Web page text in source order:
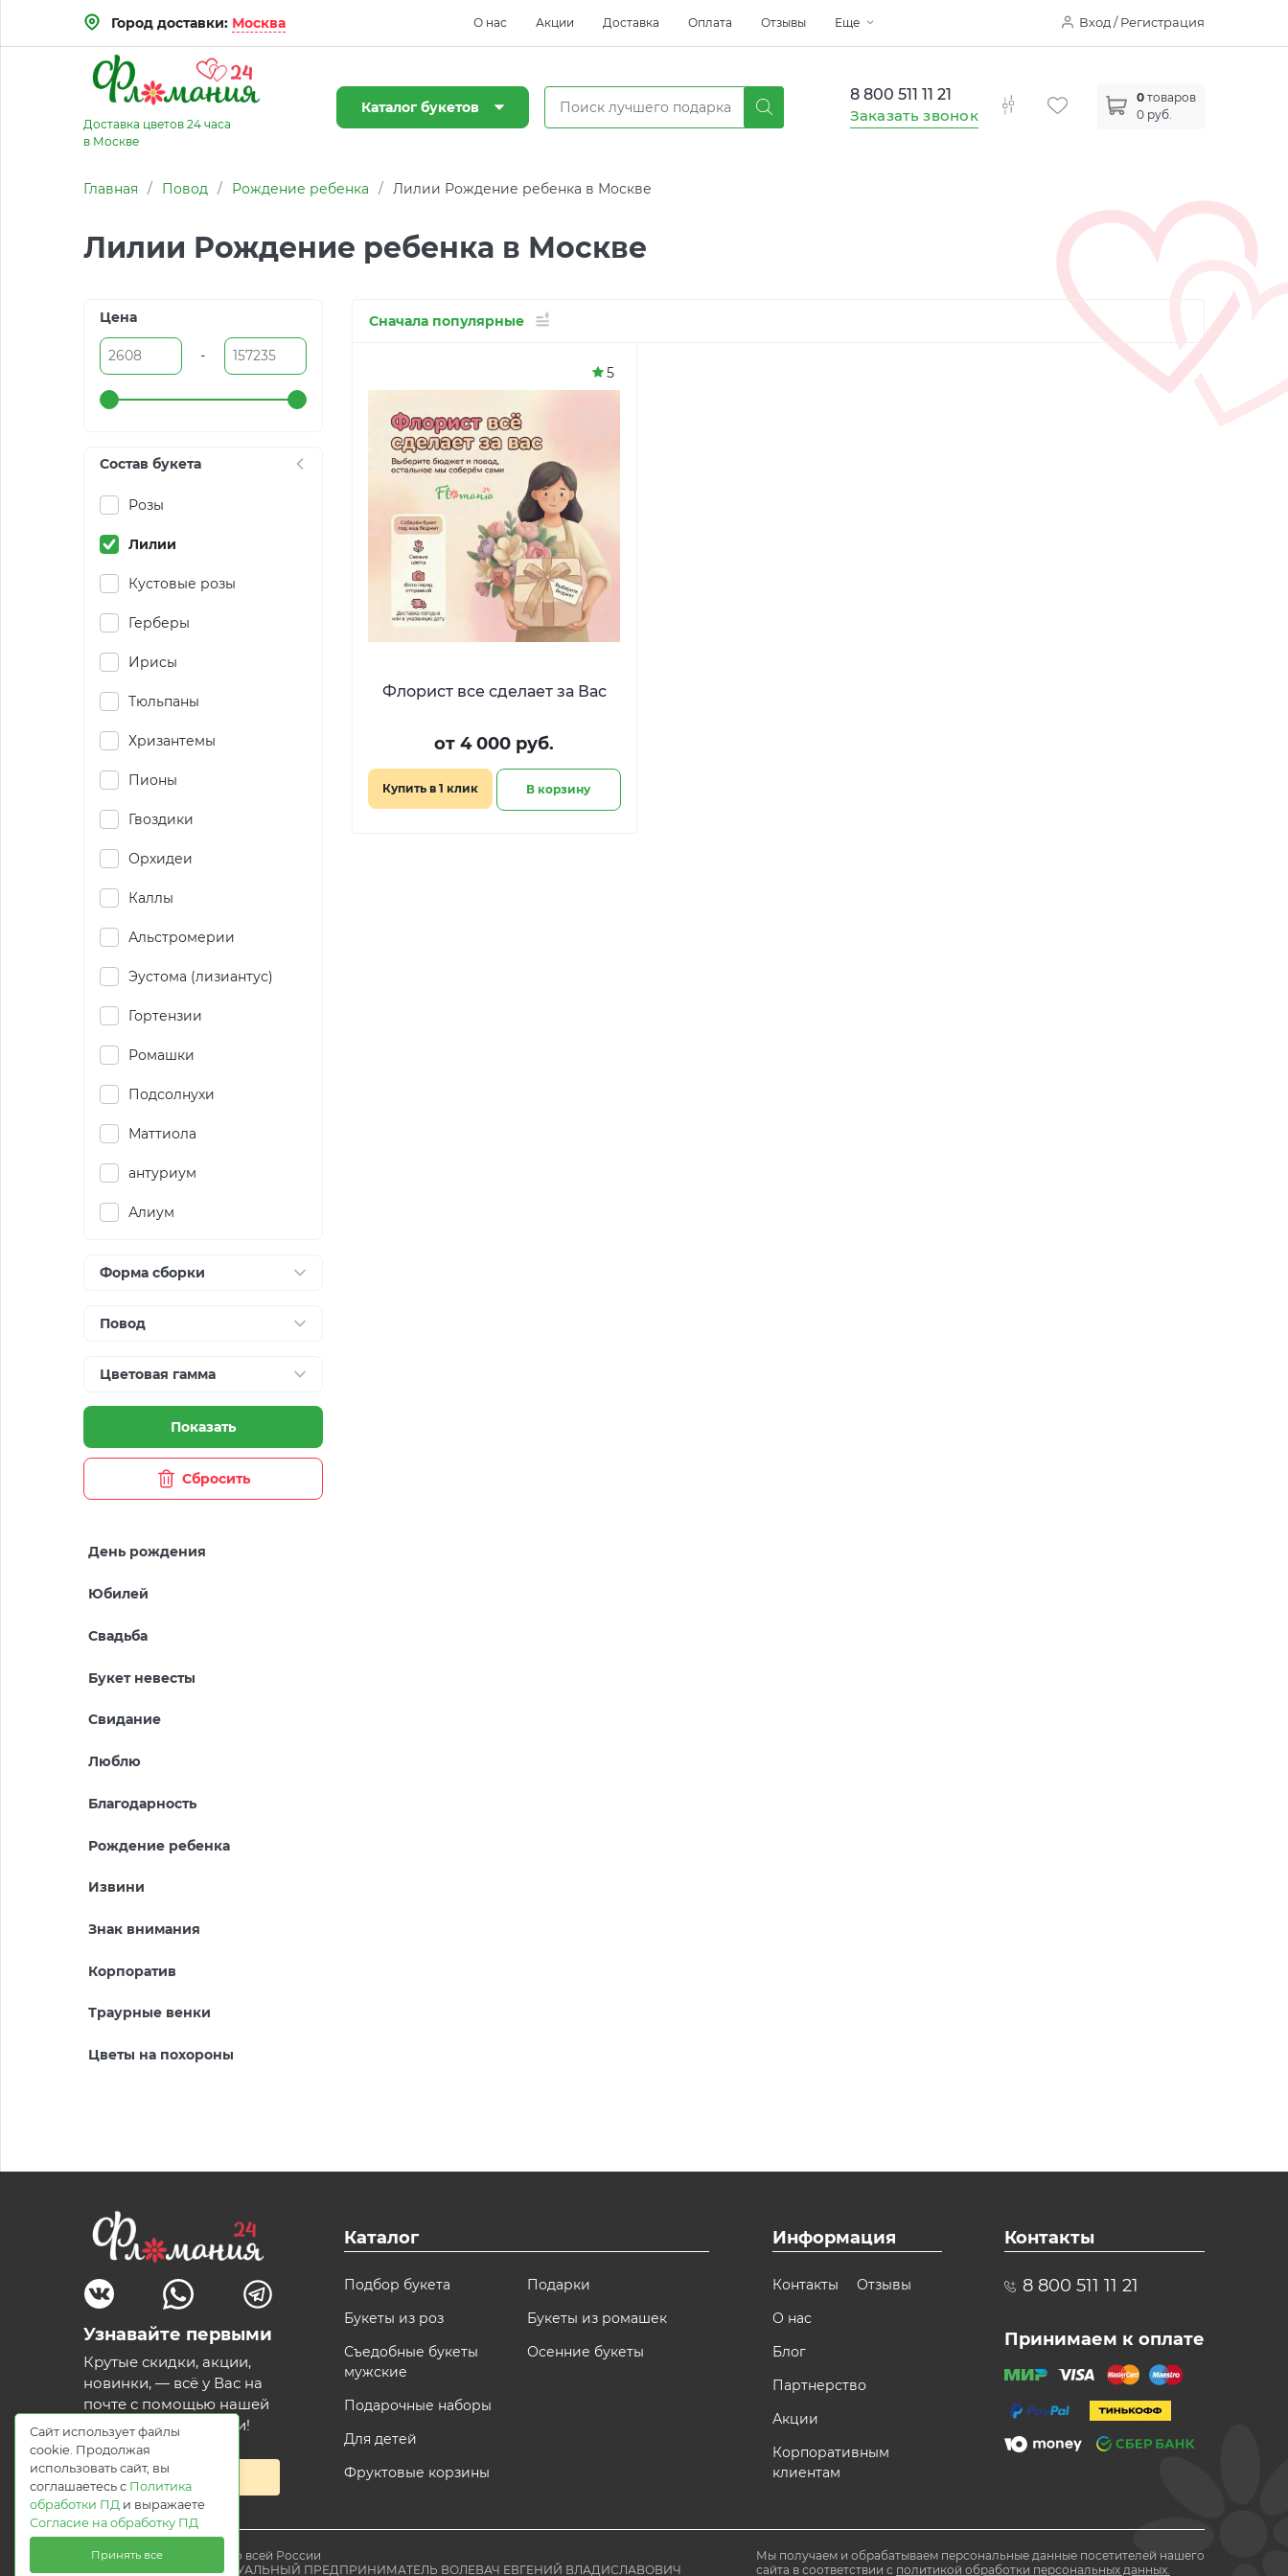
Вход / Регистрация
Город доставки: Москва О нас Акции Доставка Оплата Отзывы Еще
0 товаров
0 руб.
8 800 511 11 21
Заказать звонок
Доставка цветов 24 часа
в Москве
Каталог букетов
Главная / Повод / Рождение ребенка / Лилии Рождение ребенка в Москве
Лилии Рождение ребенка в Москве
Цена
-
Состав букета
Розы
Лилии
Кустовые розы
Герберы
Ирисы
Тюльпаны
Хризантемы
Пионы
Гвоздики
Орхидеи
Каллы
Альстромерии
Эустома (лизиантус)
Гортензии
Ромашки
Подсолнухи
Маттиола
антуриум
Алиум
Форма сборки
Повод
Цветовая гамма
Показать
Сбросить
День рождения
Юбилей
Свадьба
Букет невесты
Свидание
Люблю
Благодарность
Рождение ребенка
Извини
Знак внимания
Корпоратив
Траурные венки
Цветы на похороны
Сначала популярные
Флорист все сделает за Вас
от 4 000 руб.
Купить в 1 клик В корзину
5
Узнавайте первыми
Крутые скидки, акции,
новинки, — всё у Вас на
почте с помощью нашей
волшебной рассылки!
Подписаться
Каталог
Подбор букета
Букеты из роз
Съедобные букеты
мужские
Подарочные наборы
Для детей
Фруктовые корзины
Подарки
Букеты из ромашек
Осенние букеты
Информация
Контакты
О нас
Блог
Партнерство
Акции
Корпоративным
клиентам
Отзывы
Контакты
8 800 511 11 21
Принимаем к оплате
© 2021 Доставка цветов по всей России
Flomania24.ru ИНДИВИДУАЛЬНЫЙ ПРЕДПРИНИМАТЕЛЬ ВОЛЕВАЧ ЕВГЕНИЙ ВЛАДИСЛАВОВИЧ
Мы получаем и обрабатываем персональные данные посетителей нашего
сайта в соответствии с политикой обработки персональных данных.
Сайт использует файлы
cookie. Продолжая
использовать сайт, вы
соглашаетесь с Политика
обработки ПД и выражаете
Согласие на обработку ПД
Принять все